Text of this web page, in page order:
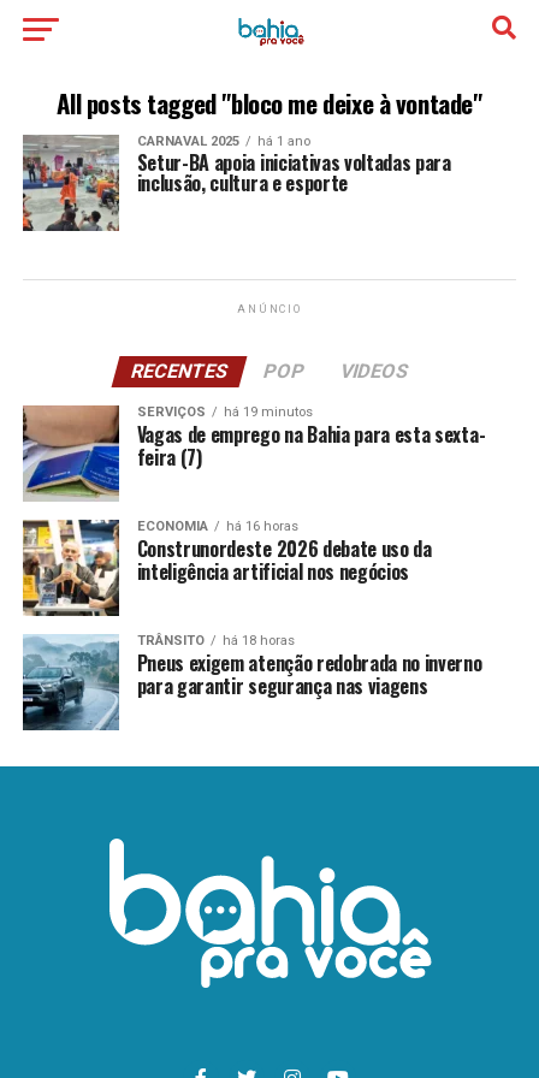
All posts tagged "bloco me deixe à vontade"
CARNAVAL 2025 há 1 ano
Setur-BA apoia iniciativas voltadas para
inclusão, cultura e esporte
ANÚNCIO
RECENTES POP VIDEOS
SERVIÇOS há 19 minutos
Vagas de emprego na Bahia para esta sexta-
feira (7)
ECONOMIA há 16 horas
Construnordeste 2026 debate uso da
inteligência artificial nos negócios
TRÂNSITO há 18 horas
Pneus exigem atenção redobrada no inverno
para garantir segurança nas viagens